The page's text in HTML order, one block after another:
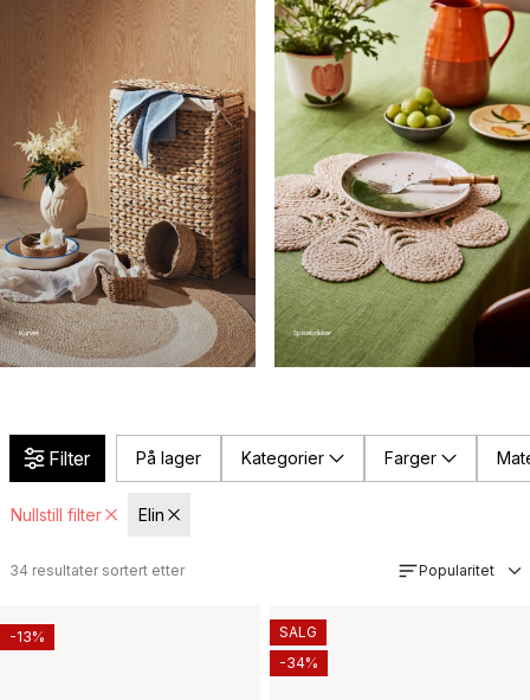
Kurver Spisebrikker
Filter På lager Kategorier Farger
Nullstill filter Elin
34 resultater sortert etter Popularitet
-13%
SALG
-34%